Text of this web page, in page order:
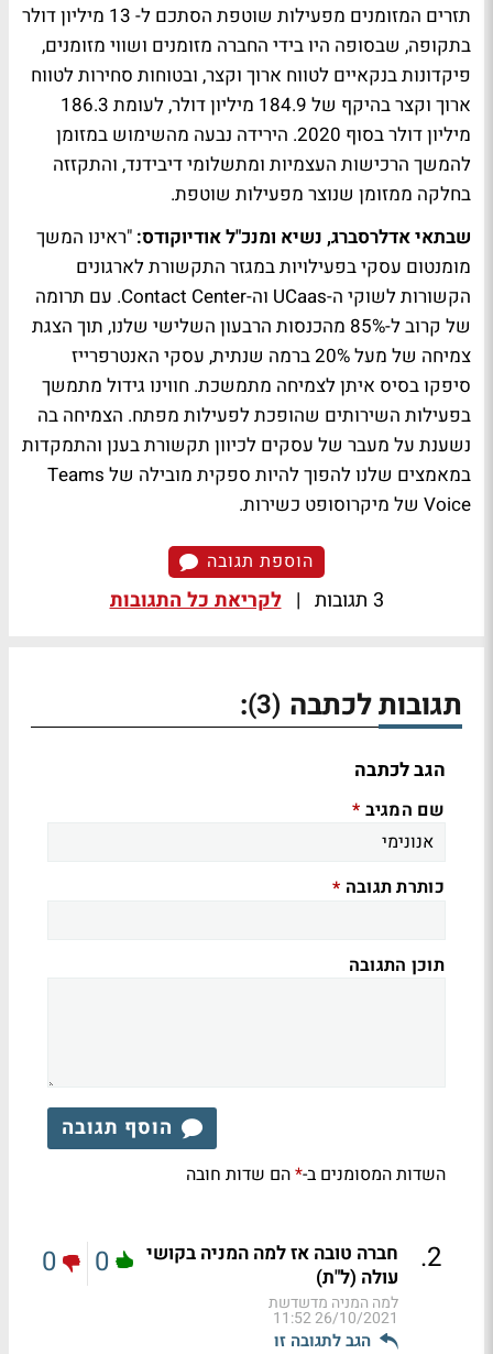
תזרים המזומנים מפעילות שוטפת הסתכם ל- 13 מיליון דולר
בתקופה, שבסופה היו בידי החברה מזומנים ושווי מזומנים,
פיקדונות בנקאיים לטווח ארוך וקצר, ובטוחות סחירות לטווח
ארוך וקצר בהיקף של 184.9 מיליון דולר, לעומת 186.3
מיליון דולר בסוף 2020. הירידה נבעה מהשימוש במזומן
להמשך הרכישות העצמיות ומתשלומי דיבידנד, והתקזזה
בחלקה ממזומן שנוצר מפעילות שוטפת.
שבתאי אדלרסברג, נשיא ומנכ"ל אודיוקודס: "ראינו המשך
מומנטום עסקי בפעילויות במגזר התקשורת לארגונים
הקשורות לשוקי ה-UCaas וה-Contact Center. עם תרומה
של קרוב ל-85% מהכנסות הרבעון השלישי שלנו, תוך הצגת
צמיחה של מעל 20% ברמה שנתית, עסקי האנטרפרייז
סיפקו בסיס איתן לצמיחה מתמשכת. חווינו גידול מתמשך
בפעילות השירותים שהופכת לפעילות מפתח. הצמיחה בה
נשענת על מעבר של עסקים לכיוון תקשורת בענן והתמקדות
במאמצים שלנו להפוך להיות ספקית מובילה של Teams
Voice של מיקרוסופט כשירות.
הוספת תגובה
3 תגובות | לקריאת כל התגובות
תגובות לכתבה (3)
:
הגב לכתבה
שם המגיב *
כותרת תגובה *
תוכן התגובה
הוסף תגובה
השדות המסומנים ב-*הם שדות חובה
2
.
חברה טובה אז למה המניה בקושי
עולה (ל"ת)
למה המניה מדשדשת
26/10/2021 11:52
הגב לתגובה זו
0
0